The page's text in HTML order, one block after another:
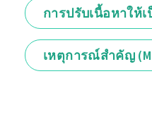
การปรับเนื้อหาให้
เหตุการณ์สำคัญ